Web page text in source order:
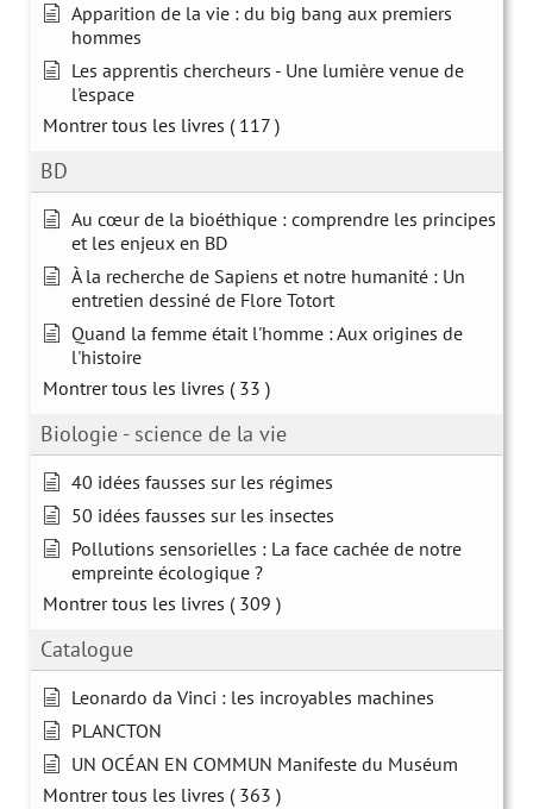
Apparition de la vie : du big bang aux premiers
hommes
Les apprentis chercheurs - Une lumière venue de
l'espace
Montrer tous les livres ( 117 )
BD
Au cœur de la bioéthique : comprendre les principes
et les enjeux en BD
À la recherche de Sapiens et notre humanité : Un
entretien dessiné de Flore Totort
Quand la femme était l'homme : Aux origines de
l'histoire
Montrer tous les livres ( 33 )
Biologie - science de la vie
40 idées fausses sur les régimes
50 idées fausses sur les insectes
Pollutions sensorielles : La face cachée de notre
empreinte écologique ?
Montrer tous les livres ( 309 )
Catalogue
Leonardo da Vinci : les incroyables machines
PLANCTON
UN OCÉAN EN COMMUN Manifeste du Muséum
Montrer tous les livres ( 363 )